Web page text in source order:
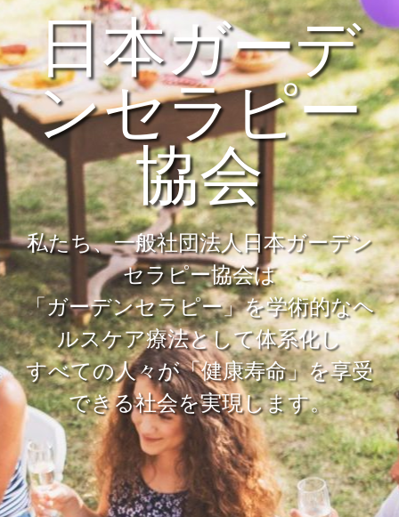
日本ガーデ
ンセラピー
協会
私たち、一般社団法人日本ガーデン
セラピー協会は
「ガーデンセラピー」を学術的なヘ
ルスケア療法として体系化し
すべての人々が「健康寿命」を享受
できる社会を実現します。